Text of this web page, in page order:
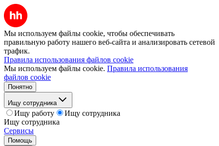
Мы используем файлы cookie, чтобы обеспечивать
правильную работу нашего веб-сайта и анализировать сетевой
трафик.
Правила использования файлов cookie
Мы используем файлы cookie. Правила использования
файлов cookie
Понятно
Ищу сотрудника
Ищу работу
Ищу сотрудника
Ищу сотрудника
Сервисы
Помощь